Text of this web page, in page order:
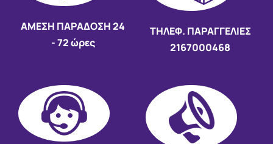
AMEΣΗ ΠΑΡΑΔΟΣΗ24
- 72 ώρες
ΤΗΛΕΦ. ΠΑΡΑΓΓΕΛΙΕΣ
2167000468